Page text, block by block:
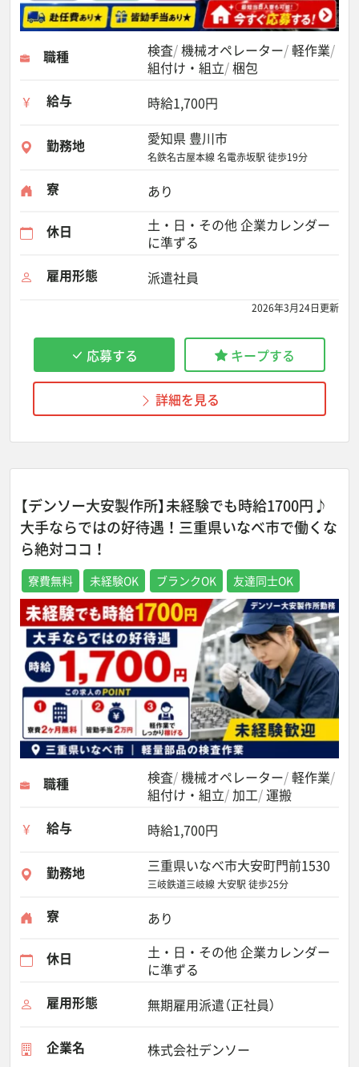
職種 検査 機械オペレーター 軽作業
組付け・組立 梱包
給与
時給1,700円
勤務地 愛知県 豊川市
名鉄名古屋本線 名電赤坂駅 徒歩19分
寮 あり
休日
土・日・その他 企業カレンダー
に準ずる
雇用形態
派遣社員
2026年3月24日更新
応募する キープする
詳細を見る
【デンソー大安製作所】未経験でも時給1700円♪
大手ならではの好待遇！三重県いなべ市で働くな
ら絶対ココ！
寮費無料 未経験OK ブランクOK 友達同士OK
職種 検査 機械オペレーター 軽作業
組付け・組立 加工 運搬
給与
時給1,700円
勤務地 三重県いなべ市大安町門前1530
三岐鉄道三岐線 大安駅 徒歩25分
寮 あり
休日
土・日・その他 企業カレンダー
に準ずる
雇用形態
無期雇用派遣（正社員）
企業名 株式会社デンソー